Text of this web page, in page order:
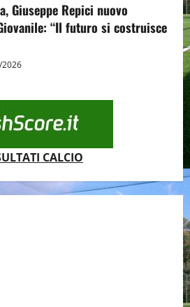
Giuseppe Repici nuovo
“Il futuro si costruisce
CALCIO